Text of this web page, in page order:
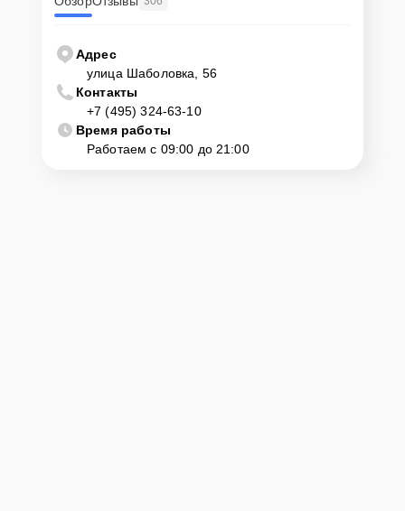
Адрес
улица Шаболовка, 56
Контакты
+7 (495) 324-63-10
Время работы
Работаем с 09:00 до 21:00